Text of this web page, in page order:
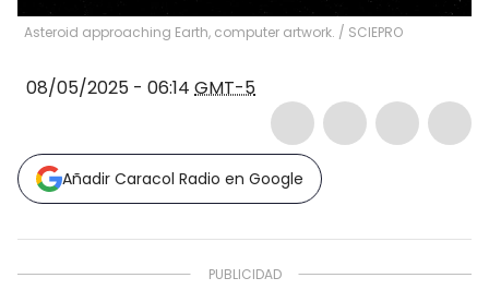
Asteroid approaching Earth, computer artwork. / SCIEPRO
08/05/2025 - 06:14 GMT-5
Añadir Caracol Radio en Google